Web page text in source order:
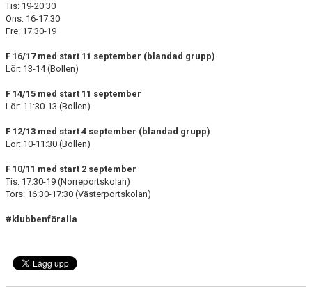
Tis: 19-20:30
Ons: 16-17:30
Fre: 17:30-19
F 16/17 med start 11 september (blandad grupp)
Lör: 13-14 (Bollen)
F 14/15 med start 11 september
Lör: 11:30-13 (Bollen)
F 12/13 med start 4 september (blandad grupp)
Lör: 10-11:30 (Bollen)
F 10/11 med start 2 september
Tis: 17:30-19 (Norreportskolan)
Tors: 16:30-17:30 (Västerportskolan)
#klubbenföralla